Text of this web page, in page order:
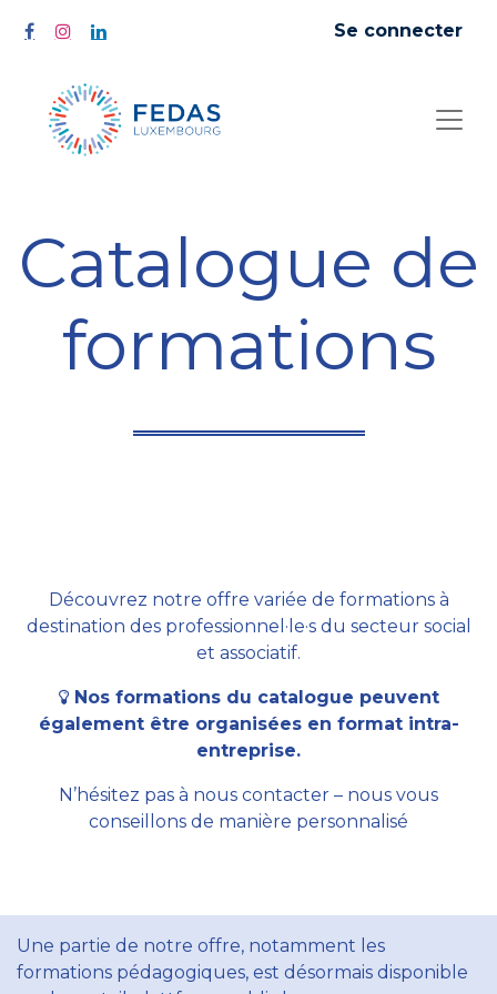
Se connecter
Catalogue de
formations
Découvrez notre offre variée de formations à
destination des professionnel·le·s du secteur social
et associatif.
Nos formations du catalogue peuvent
également être organisées en format intra-
entreprise.
N’hésitez pas à nous contacter – nous vous
conseillons de manière personnalisé
Une partie de notre offre, notamment les
formations pédagogiques, est désormais disponible